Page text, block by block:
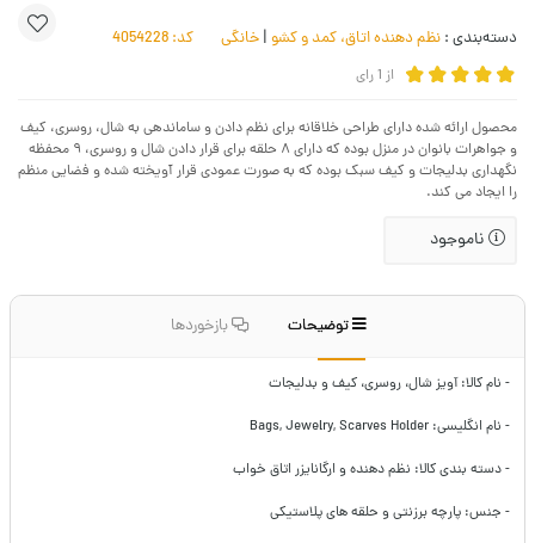
دسته‌بندی : نظم دهنده اتاق، کمد و کشو | خانگی کد:
از 1رای
محصول ارائه شده دارای طراحی خلاقانه برای نظم دادن و ساماندهی به شال، روسری، کیف
و جواهرات بانوان در منزل بوده که دارای ۸ حلقه برای قرار دادن شال و روسری، ۹ محفظه
نگهداری بدلیجات و کیف سبک بوده که به صورت عمودی قرار آویخته شده و فضایی منظم
را ایجاد می کند.
ناموجود
توضیحات بازخوردها
- نام کالا: آویز شال، روسری، کیف و بدلیجات
- نام انگلیسی: Bags, Jewelry, Scarves Holder
- دسته بندی کالا: نظم دهنده و ارگانایزر اتاق خواب
- جنس: پارچه برزنتی و حلقه های پلاستیکی